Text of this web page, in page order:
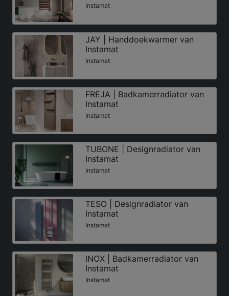
Instamat
JAY | Handdoekwarmer van
Instamat
Instamat
FREJA | Badkamerradiator van
Instamat
Instamat
TUBONE | Designradiator van
Instamat
Instamat
TESO | Designradiator van
Instamat
Instamat
INOX | Badkamerradiator van
Instamat
Instamat